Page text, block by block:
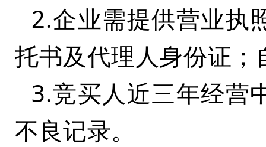
2.企业需提供营业执
托书及代理人身份证
3.竞买人近三年经营
不良记录。